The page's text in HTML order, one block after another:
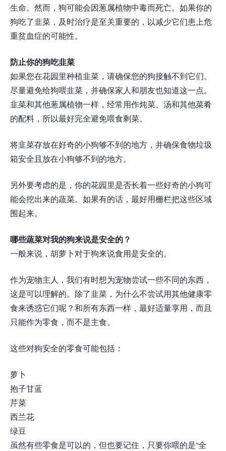
生命。然而，狗可能会因葱属植物中毒而死亡。如果你的
狗吃了韭菜，及时治疗是至关重要的，以减少它们患上危
重贫血症的可能性。
防止你的狗吃韭菜
如果您在花园里种植韭菜，请确保您的狗接触不到它们。
尽量避免给狗喂韭菜，并确保家人和朋友也知道这一点。
韭菜和其他葱属植物一样，经常用作炖菜、汤和其他菜肴
的配料，所以最好完全避免喂食剩菜。
将韭菜存放在好奇的小狗够不到的地方，并确保食物垃圾
箱安全且放在小狗够不到的地方。
另外要考虑的是，你的花园里是否长着一些好奇的小狗可
能会挖出来的蔬菜。如果有的话，最好用栅栏把这些区域
围起来。
哪些蔬菜对我的狗来说是安全的？
一般来说，胡萝卜对于狗来说食用是安全的。
作为宠物主人，我们有时想为宠物尝试一些不同的东西，
这是可以理解的。除了韭菜，为什么不尝试用其他健康零
食来诱惑它们呢？和所有东西一样，最好适量享用，而且
只能作为零食，而不是主食。
这些对狗安全的零食可能包括：
萝卜
抱子甘蓝
芹菜
西兰花
绿豆
虽然有些零食是可以的，但也要记住，只要你喂的是“全